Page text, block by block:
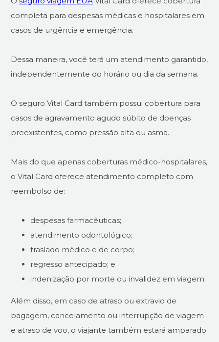
completa para despesas médicas e hospitalares em
casos de urgência e emergência.
Dessa maneira, você terá um atendimento garantido,
independentemente do horário ou dia da semana.
O seguro Vital Card também possui cobertura para
casos de agravamento agudo súbito de doenças
preexistentes, como pressão alta ou asma.
Mais do que apenas coberturas médico-hospitalares,
o Vital Card oferece atendimento completo com
reembolso de:
despesas farmacêuticas;
atendimento odontológico;
traslado médico e de corpo;
regresso antecipado; e
indenização por morte ou invalidez em viagem.
Além disso, em caso de atraso ou extravio de
bagagem, cancelamento ou interrupção de viagem
e atraso de voo, o viajante também estará amparado